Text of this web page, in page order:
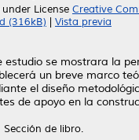
License Creative
(316kB)
Vista previa
estudio se mostrara la
un breve marco
el diseño
de apoyo en la
Sección de libro.